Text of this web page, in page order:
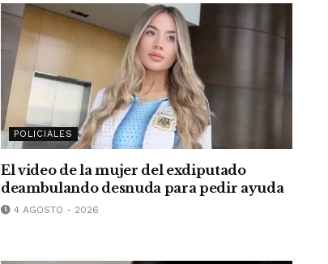
POLICIALES
El video de la mujer del exdiputado
deambulando desnuda para pedir ayuda
4 AGOSTO - 2026